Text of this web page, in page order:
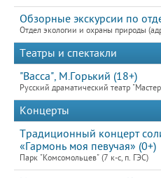
Обзорные экскурсии по
Отдел экологии и охраны природы
Театры и спектакли
"Васса", М.Горький (18+)
Русский драматический театр
Концерты
Традиционный концерт
«Гармонь моя певучая» (0+)
Парк "Комсомольцев" (7 к-с, п. ГЭС)